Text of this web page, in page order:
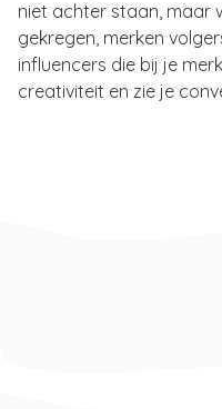
niet achter staan, maar
gekregen, merken
influencers die bij je
creativiteit en zie je